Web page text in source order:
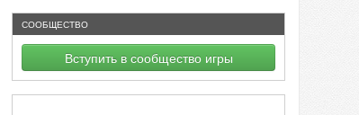
СООБЩЕСТВО
Вступить в сообщество игры